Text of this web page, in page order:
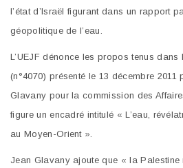
l’état d’Israël figurant dans un rapport
géopolitique de l’eau.
L’UEJF dénonce les propos tenus dans
(n°4070) présenté le 13 décembre 2011
Glavany pour la commission des
figure un encadré intitulé « L’eau,
au Moyen-Orient ».
Jean Glavany ajoute que « la Palestine